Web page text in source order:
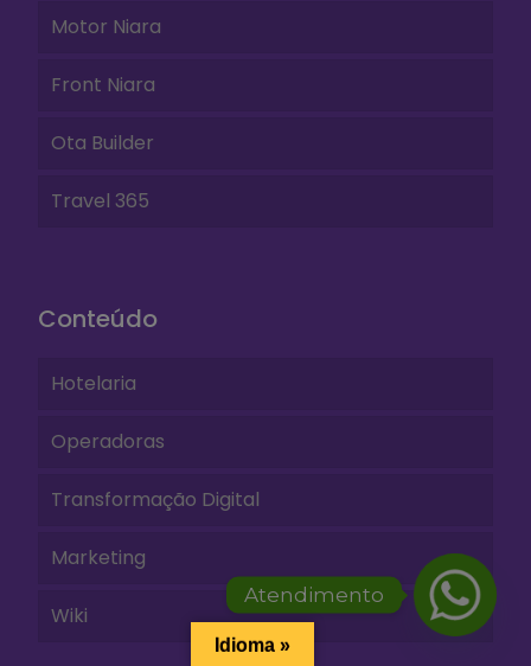
Motor Niara
Front Niara
Ota Builder
Travel 365
Conteúdo
Hotelaria
Operadoras
Transformação Digital
Marketing
Wiki
Idioma »
Atendimento